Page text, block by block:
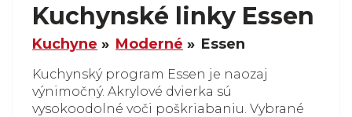
Kuchynské linky Essen
Kuchyne Moderné Essen
Kuchynský program Essen je naozaj
výnimočný. Akrylové dvierka sú
vysokoodolné voči poškriabaniu. Vybrané